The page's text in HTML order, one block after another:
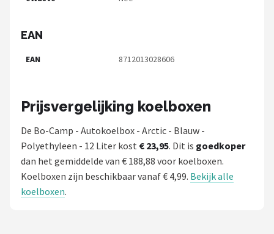
EAN
EAN 8712013028606
Prijsvergelijking koelboxen
De Bo-Camp - Autokoelbox - Arctic - Blauw -
Polyethyleen - 12 Liter kost € 23,95. Dit is goedkoper
dan het gemiddelde van € 188,88 voor koelboxen.
Koelboxen zijn beschikbaar vanaf € 4,99. Bekijk alle
koelboxen.